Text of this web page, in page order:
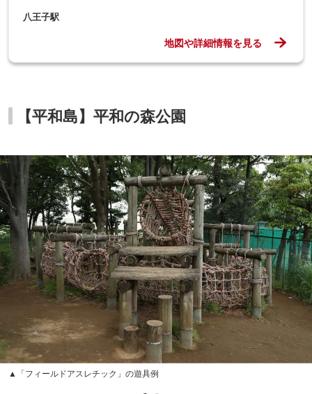
八王子駅
地図や詳細情報を見る
【平和島】平和の森公園
▲「フィールドアスレチック」の遊具例